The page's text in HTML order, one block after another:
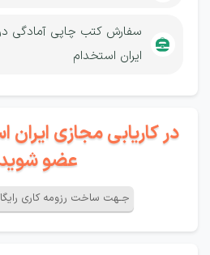
سفارش کتب چاپی آمادگی
ایران استخدام
در کاریابی مجازی ایران
عضو
جـهت ساخت رزومه کاری